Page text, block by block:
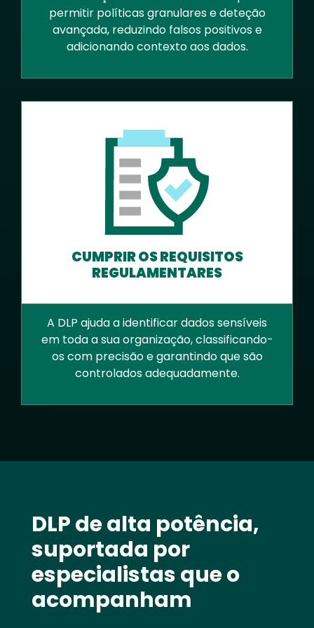
permitir políticas granulares e deteção
avançada, reduzindo falsos positivos e
adicionando contexto aos dados.
CUMPRIR OS REQUISITOS
REGULAMENTARES
A DLP ajuda a identificar dados sensíveis
em toda a sua organização, classificando-
os com precisão e garantindo que são
controlados adequadamente.
DLP de alta potência,
suportada por
especialistas que o
acompanham